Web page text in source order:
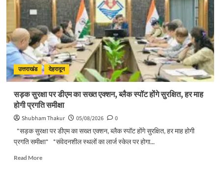
उत्तराखंड देहरादून
सड़क सुरक्षा पर डीएम का सख्त एक्शन, ब्लैक स्पॉट होंगे सुरक्षित, हर माह
होगी प्रगति समीक्षा
Shubham Thakur 05/08/2026
0
*सड़क सुरक्षा पर डीएम का सख्त एक्शन, ब्लैक स्पॉट होंगे सुरक्षित, हर माह होगी
प्रगति समीक्षा* *संवेदनशील स्थलों का लार्ज स्केल पर होगा...
Read MoreRead